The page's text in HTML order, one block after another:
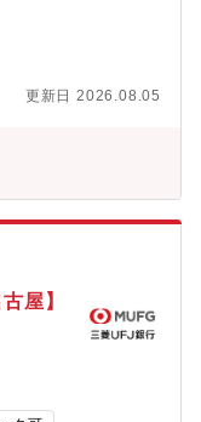
社・ビル管理会社等
務を期待。【入行
の設備更新、内外装
インフラ整備 ・災
頻度（打合せ・現
は4～6割。出社しな
務。柔軟な働き方を
とポータブルなラッ
可能休暇関連：ほぼ
がいる男性ほぼ全員
を取得【キャリアパ
て担当物件を持ち、
・入行後2～3年目：
）・入行後3年目
のこと、ファシリ
更新日 2026.08.05
屋】